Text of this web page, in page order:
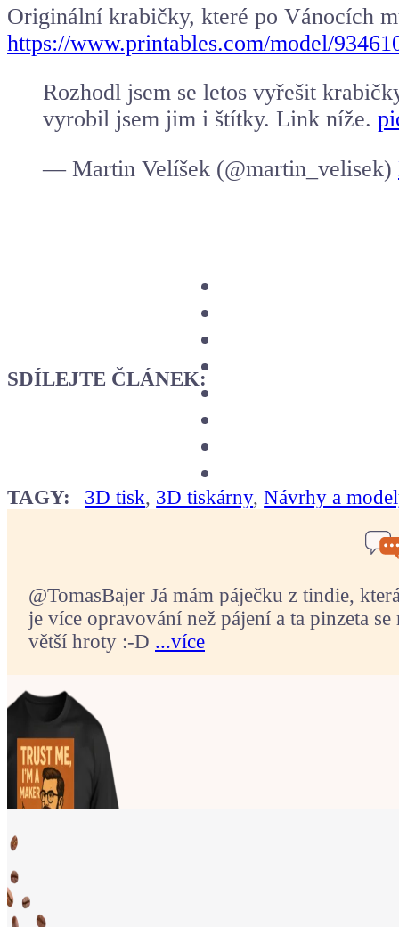
Originální krabičky, které po Vánocích
https://www.printables.com/model/
Rozhodl jsem se letos vyřešit
vyrobil jsem jim i štítky. Link níže.
— Martin Velíšek (@martin_velisek)
SDÍLEJTE ČLÁNEK:
TAGY: 3D tisk, 3D tiskárny,Návrhy a
@TomasBajer Já mám páječku z tindie,
je více opravování než pájení a ta pinzeta
větší hroty :-D ...více